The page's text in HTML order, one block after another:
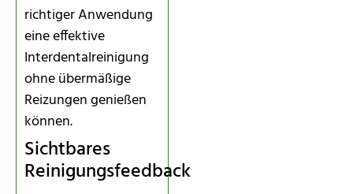
richtiger Anwendung
eine effektive
Interdentalreinigung
ohne übermäßige
Reizungen genießen
können.
Sichtbares
Reinigungsfeedback